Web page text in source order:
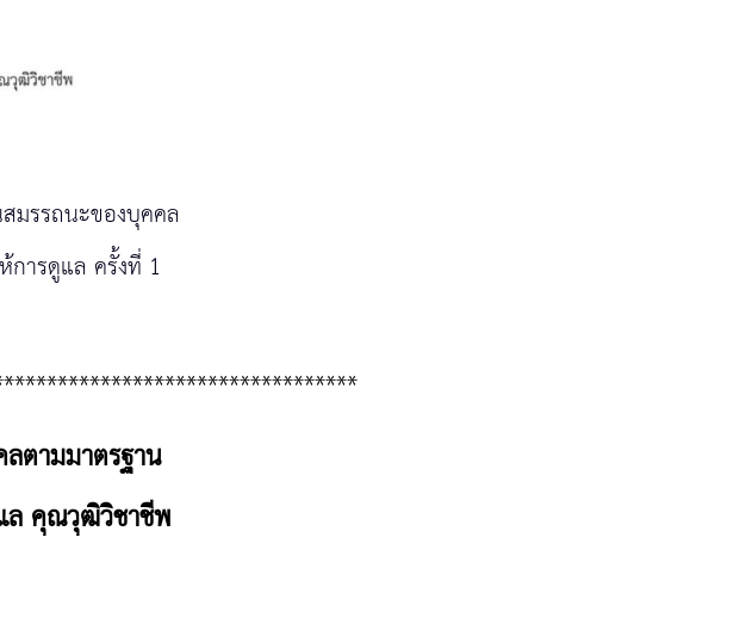
มรรถนะของบุคคล
ารดูแล ครั้งที่ 1
ตามมาตรฐาน
ล คุณวุฒิวิชาชีพ